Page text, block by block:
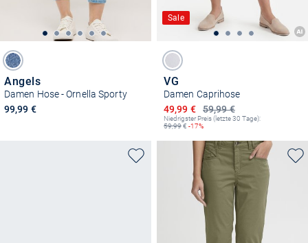
Angels
Damen Hose - Ornella Sporty
99,99 €
Sale
VG
Damen Caprihose
59,99 €
Ermäßigter Preis
49,99 €
Niedrigster Preis (letzte 30 Tage):
59,99€ -17%